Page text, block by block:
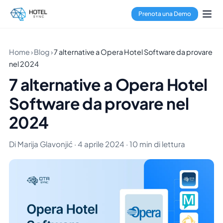
Prenota una Demo
Home›Blog›7 alternative a Opera Hotel Software da provare
nel 2024
7 alternative a Opera Hotel
Software da provare nel
2024
Di Marija Glavonjić · 4 aprile 2024 · 10 min di lettura